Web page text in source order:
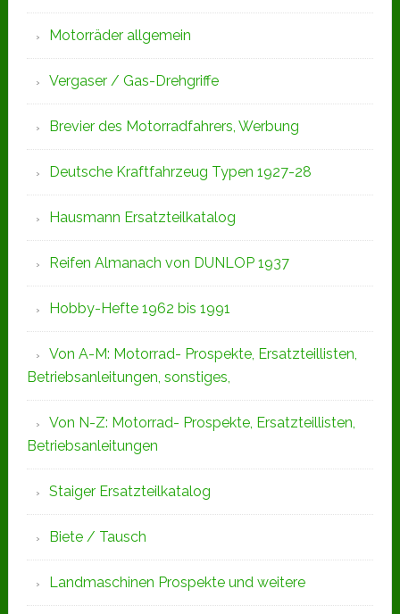
Motorräder allgemein
Vergaser / Gas-Drehgriffe
Brevier des Motorradfahrers, Werbung
Deutsche Kraftfahrzeug Typen 1927-28
Hausmann Ersatzteilkatalog
Reifen Almanach von DUNLOP 1937
Hobby-Hefte 1962 bis 1991
Von A-M: Motorrad- Prospekte, Ersatzteillisten,
Betriebsanleitungen, sonstiges,
Von N-Z: Motorrad- Prospekte, Ersatzteillisten,
Betriebsanleitungen
Staiger Ersatzteilkatalog
Biete / Tausch
Landmaschinen Prospekte und weitere